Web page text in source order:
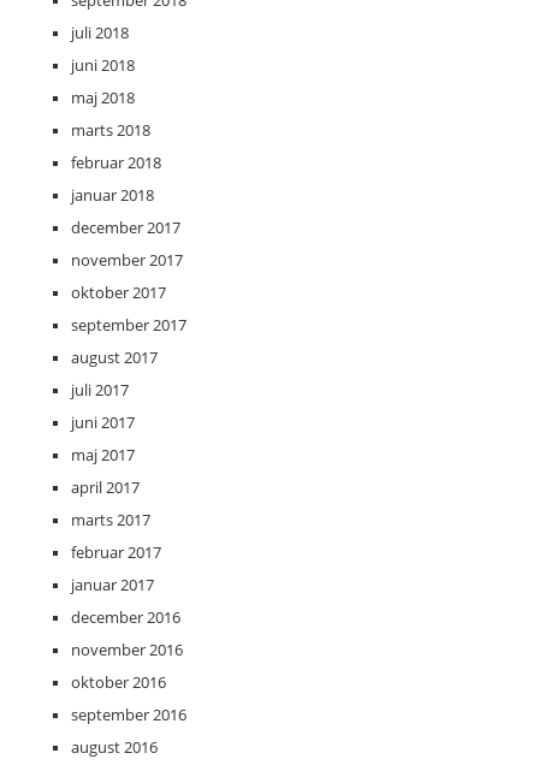
juli 2018
juni 2018
maj 2018
marts 2018
februar 2018
januar 2018
december 2017
november 2017
oktober 2017
september 2017
august 2017
juli 2017
juni 2017
maj 2017
april 2017
marts 2017
februar 2017
januar 2017
december 2016
november 2016
oktober 2016
september 2016
august 2016